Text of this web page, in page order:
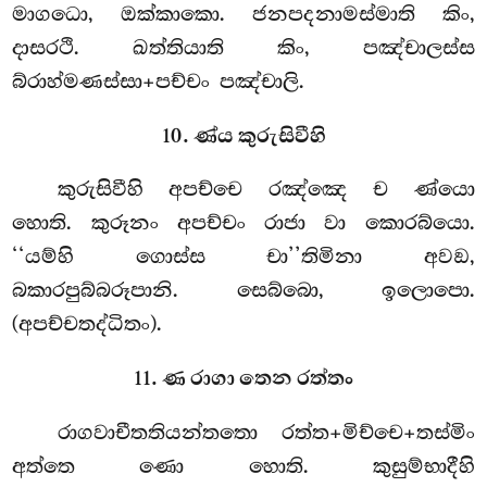
මාගධො, ඔක්කාකො. ජනපදනාමස්මාති කිං,
දාසරථි. ඛත්තියාති කිං, පඤ්චාලස්ස
බ්රාහ්මණස්සා+පච්චං පඤ්චාලි.
10. ණ්ය කුරුසිවීහි
කුරුසිවීහි අපච්චෙ රඤ්ඤෙ ච ණ්යො
හොති. කුරූනං අපච්චං රාජා වා කොරබ්යො.
‘‘යම්හි ගොස්ස චා’’තිමිනා අවඞ,
බකාරපුබ්බරූපානි. සෙබ්බො, ඉලොපො.
(අපච්චතද්ධිතං).
11. ණ රාගා තෙන රත්තං
රාගවාචීතතියන්තතො රත්ත+මිච්චෙ+තස්මිං
අත්තෙ ණො හොති. කුසුම්භාදීහි